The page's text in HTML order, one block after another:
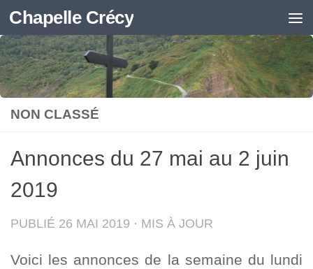
Skip to content
Chapelle Crécy
NON CLASSÉ
Annonces du 27 mai au 2 juin
2019
PUBLIÉ 26 MAI 2019 · MIS À JOUR
Voici les annonces de la semaine du lundi